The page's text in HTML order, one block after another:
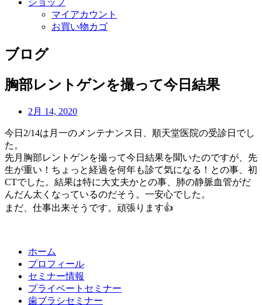
ショップ
マイアカウント
お買い物カゴ
ブログ
胸部レントゲンを撮って今日結果
2月 14, 2020
今日2/14は月一のメンテナンス日、順天堂医院の受診日でし
た。
先月胸部レントゲンを撮って今日結果を聞いたのですが、 先
生が重い！ちょっと経過を何年も診て気になる！との事 、初
CTでした。結果は特に大丈夫かとの事、肺の静脈血管がだ
んだん太くなっているのだそう。一安心でした。
まだ、仕事出来そうです。頑張ります👍
ホーム
プロフィール
セミナー情報
プライベートセミナー
歯ブラシセミナー